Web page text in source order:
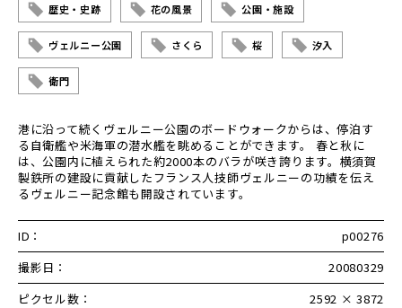
歴史・史跡 花の風景 公園・施設
ヴェルニー公園 さくら 桜 汐入
衛門
港に沿って続くヴェルニー公園のボードウォークからは、停泊す
る自衛艦や米海軍の潜水艦を眺めることができます。 春と秋に
は、公園内に植えられた約2000本のバラが咲き誇ります。横須賀
製鉄所の建設に貢献したフランス人技師ヴェルニーの功績を伝え
るヴェルニー記念館も開設されています。
ID：
p00276
撮影日：
20080329
ピクセル数：
2592 × 3872